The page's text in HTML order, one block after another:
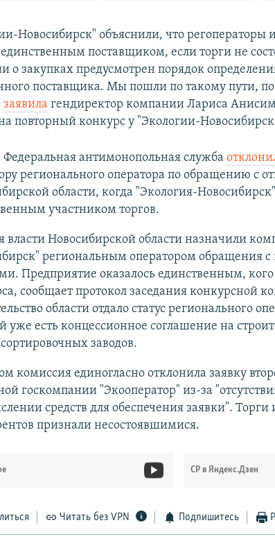
Новосибирск" объяснили, что регоператоры
единственным поставщиком, если торги не
о закупках предусмотрен порядок
поставщика. Мы пошли по такому пути,
заявила гендиректор компании Лариса
повторный конкурс у "Экологии-
антимонопольная служба
регионального оператора по обращению с
области, когда "Экология-
участником торгов.
власти Новосибирской области назначили
региональным оператором обращения
Предприятие оказалось единственным,
сообщает протокол заседания конкурсной
области отдало статус регионального
уже есть концессионное соглашение на
заводов.
комиссия единогласно отклонила заявку
госкомпании "Экооператор" из-за
средств для обеспечения заявки". Торги
признали несостоявшимися.
СР в Яндекс.Дзен
Читать без VPN Подпишитесь